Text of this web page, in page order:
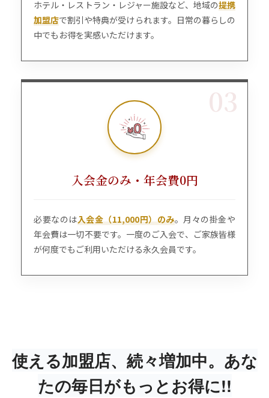
ホテル・レストラン・レジャー施設など、地域の提携
加盟店で割引や特典が受けられます。日常の暮らしの
中でもお得を実感いただけます。
03
入会金のみ・年会費0円
必要なのは入会金（11,000円）のみ。月々の掛金や
年会費は一切不要です。一度のご入会で、ご家族皆様
が何度でもご利用いただける永久会員です。
使える加盟店、続々増加中。あな
たの毎日がもっとお得に!!